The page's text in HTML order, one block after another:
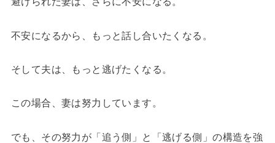
不安になるから、もっと話し合いたくなる。
そして夫は、もっと逃げたくなる。
この場合、妻は努力しています。
でも、その努力が「追う側」と「逃げる側」の構造を強